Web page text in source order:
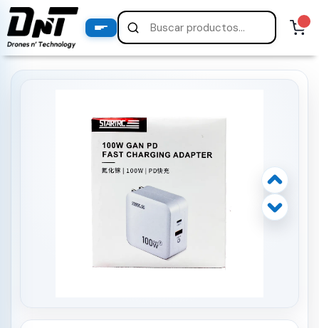
PRODUCTOS
productos destacados